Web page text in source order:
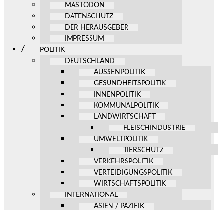
MASTODON
DATENSCHUTZ
DER HERAUSGEBER
IMPRESSUM
POLITIK
DEUTSCHLAND
AUSSENPOLITIK
GESUNDHEITSPOLITIK
INNENPOLITIK
KOMMUNALPOLITIK
LANDWIRTSCHAFT
FLEISCHINDUSTRIE
UMWELTPOLITIK
TIERSCHUTZ
VERKEHRSPOLITIK
VERTEIDIGUNGSPOLITIK
WIRTSCHAFTSPOLITIK
INTERNATIONAL
ASIEN / PAZIFIK